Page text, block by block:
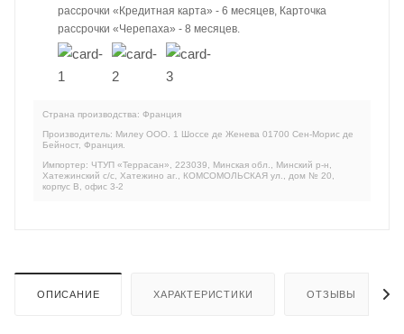
рассрочки «Кредитная карта» - 6 месяцев, Карточка
рассрочки «Черепаха» - 8 месяцев.
Страна производства: Франция
Производитель: Милеу ООО. 1 Шоссе де Женева 01700 Сен-Морис де
Бейност, Франция.
Импортер: ЧТУП «Террасан», 223039, Минская обл., Минский р-н,
Хатежинский с/с, Хатежино аг., КОМСОМОЛЬСКАЯ ул., дом № 20,
корпус В, офис 3-2
ОПИСАНИЕ ХАРАКТЕРИСТИКИ ОТЗЫВЫ